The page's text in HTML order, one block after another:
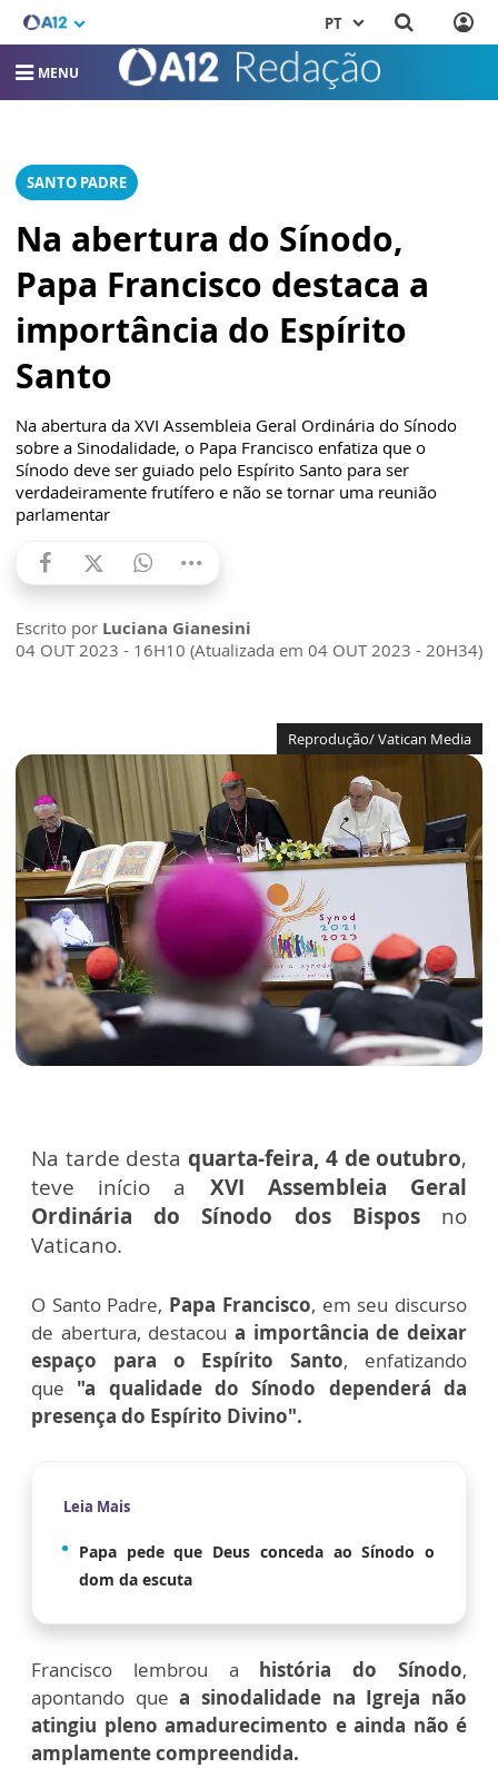
PT
MENU
SANTO PADRE
Na abertura do Sínodo,
Papa Francisco destaca a
importância do Espírito
Santo
Na abertura da XVI Assembleia Geral Ordinária do Sínodo
sobre a Sinodalidade, o Papa Francisco enfatiza que o
Sínodo deve ser guiado pelo Espírito Santo para ser
verdadeiramente frutífero e não se tornar uma reunião
parlamentar
Escrito por Luciana Gianesini
04 OUT 2023 - 16H10 (Atualizada em 04 OUT 2023 - 20H34)
Reprodução/ Vatican Media
Na tarde desta quarta-feira, 4 de outubro,
teve início a XVI Assembleia Geral
Ordinária do Sínodo dos Bisposno
Vaticano.
O Santo Padre, Papa Francisco, em seu discurso
de abertura, destacou a importância de deixar
espaço para o Espírito Santo, enfatizando
que "a qualidade do Sínodo dependerá da
presença do Espírito Divino".
Leia Mais
Papa pede que Deus conceda ao Sínodo o
dom da escuta
Francisco lembrou a história do Sínodo,
apontando quea sinodalidade na Igreja não
atingiu pleno amadurecimento e ainda não é
amplamente compreendida.